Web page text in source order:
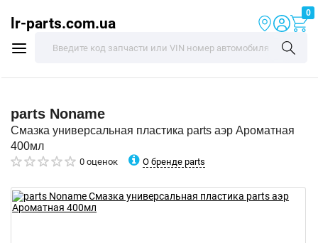
lr-parts.com.ua
0
parts Noname
Смазка универсальная пластика parts аэр Ароматная
400мл
0 оценок О бренде parts